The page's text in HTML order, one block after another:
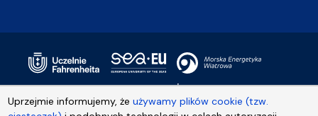
Uprzejmie informujemy, żeużywamy plików cookie (tzw.